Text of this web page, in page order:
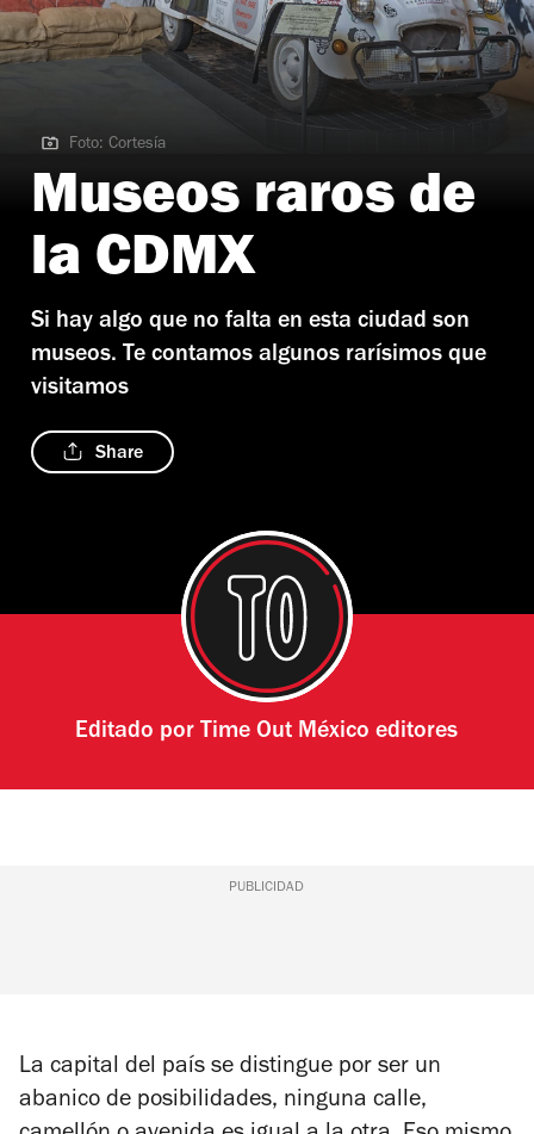
Foto: Cortesía
Foto: Cortesía
Museos raros de
la CDMX
Si hay algo que no falta en esta ciudad son
museos. Te contamos algunos rarísimos que
visitamos
Share
Editado por Time Out México editores
PUBLICIDAD
La capital del país se distingue por ser un
abanico de posibilidades, ninguna calle,